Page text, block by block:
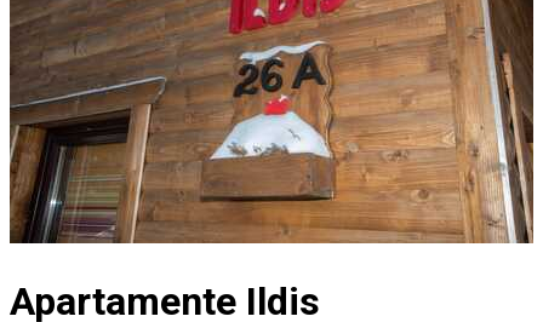
Apartamente Ildis